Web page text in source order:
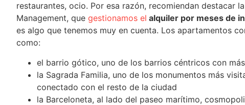
restaurantes, ocio. Por esa razón, recomiendan destacar
Management, que gestionamos el alquiler por meses de
es algo que tenemos muy en cuenta. Los apartamentos
como:
el barrio gótico, uno de los barrios céntricos con
la Sagrada Familia, uno de los monumentos más
conectado con el resto de la ciudad
la Barceloneta, al lado del paseo marítimo,